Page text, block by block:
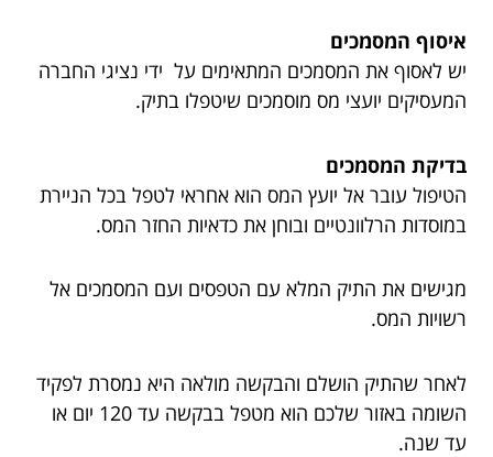
איסוף המסמכים
יש לאסוף את המסמכים המתאימים על ידי נציגי החברה
המעסיקים יועצי מס מוסמכים שיטפלו בתיק.
בדיקת המסמכים
הטיפול עובר אל יועץ המס הוא אחראי לטפל בכל הניירת
במוסדות הרלוונטיים ובוחן את כדאיות החזר המס.
מגישים את התיק המלא עם הטפסים ועם המסמכים אל
רשויות המס.
לאחר שהתיק הושלם והבקשה מולאה היא נמסרת לפקיד
השומה באזור שלכם הוא מטפל בבקשה עד 120 יום או
עד שנה.